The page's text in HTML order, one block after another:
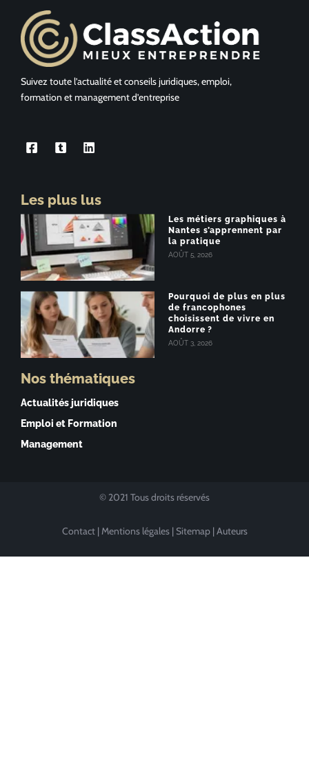
Suivez toute l’actualité et conseils juridiques, emploi,
formation et management d’entreprise
Les plus lus
Les métiers graphiques à
Nantes s’apprennent par
la pratique
AOÛT 5, 2026
Pourquoi de plus en plus
de francophones
choisissent de vivre en
Andorre ?
AOÛT 3, 2026
Nos thématiques
Actualités juridiques
Emploi et Formation
Management
© 2021 Tous droits réservés
Contact|Mentions légales| Sitemap|Auteurs